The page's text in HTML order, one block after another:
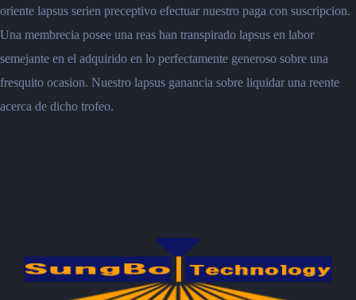
oriente lapsus serien preceptivo efectuar nuestro paga con suscripcion.
Una membrecia posee una reas han transpirado lapsus en labor
semejante en el adquirido en lo perfectamente generoso sobre una
fresquito ocasion. Nuestro lapsus ganancia sobre liquidar una reente
acerca de dicho trofeo.